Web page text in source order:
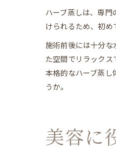
ハーブ蒸しは、専
けられるため、初め
施術前後には十分
た空間でリラック
本格的なハーブ蒸し
うか。
美容に